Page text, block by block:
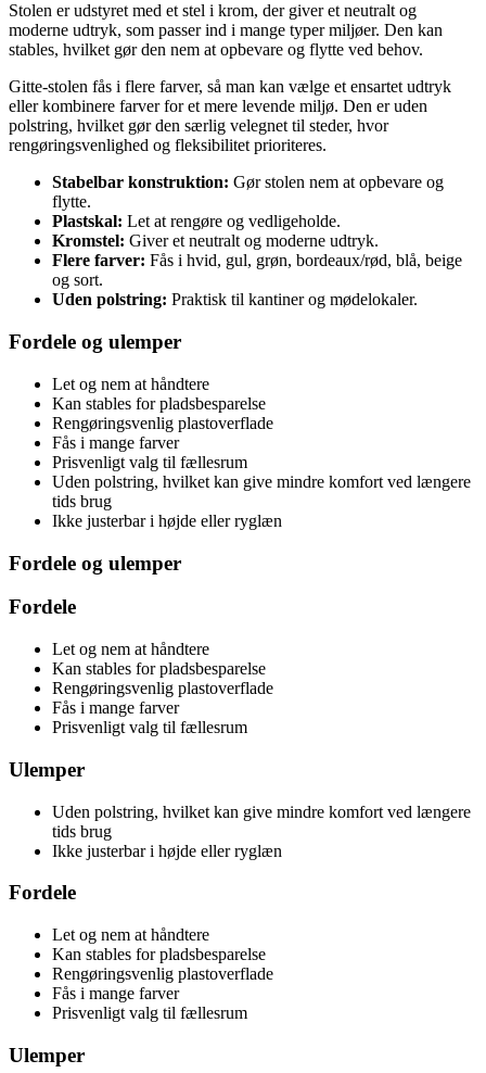
Stolen er udstyret med et stel i krom, der giver et neutralt og
moderne udtryk, som passer ind i mange typer miljøer. Den kan
stables, hvilket gør den nem at opbevare og flytte ved behov.
Gitte-stolen fås i flere farver, så man kan vælge et ensartet udtryk
eller kombinere farver for et mere levende miljø. Den er uden
polstring, hvilket gør den særlig velegnet til steder, hvor
rengøringsvenlighed og fleksibilitet prioriteres.
Stabelbar konstruktion: Gør stolen nem at opbevare og
flytte.
Plastskal: Let at rengøre og vedligeholde.
Kromstel: Giver et neutralt og moderne udtryk.
Flere farver: Fås i hvid, gul, grøn, bordeaux/rød, blå, beige
og sort.
Uden polstring: Praktisk til kantiner og mødelokaler.
Fordele og ulemper
Let og nem at håndtere
Kan stables for pladsbesparelse
Rengøringsvenlig plastoverflade
Fås i mange farver
Prisvenligt valg til fællesrum
Uden polstring, hvilket kan give mindre komfort ved længere
tids brug
Ikke justerbar i højde eller ryglæn
Fordele og ulemper
Fordele
Let og nem at håndtere
Kan stables for pladsbesparelse
Rengøringsvenlig plastoverflade
Fås i mange farver
Prisvenligt valg til fællesrum
Ulemper
Uden polstring, hvilket kan give mindre komfort ved længere
tids brug
Ikke justerbar i højde eller ryglæn
Fordele
Let og nem at håndtere
Kan stables for pladsbesparelse
Rengøringsvenlig plastoverflade
Fås i mange farver
Prisvenligt valg til fællesrum
Ulemper